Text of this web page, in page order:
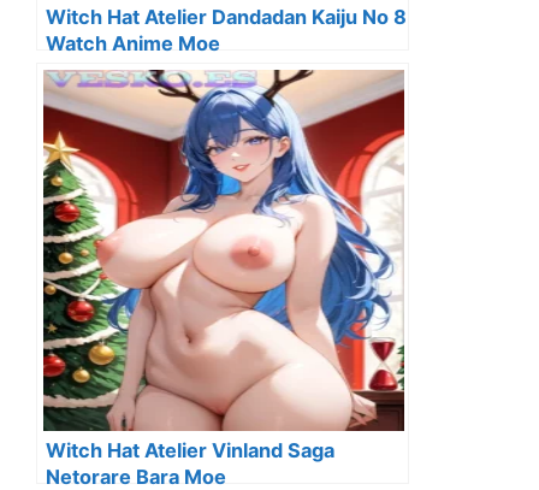
Witch Hat Atelier Dandadan Kaiju No 8
Watch Anime Moe
Witch Hat Atelier Vinland Saga
Netorare Bara Moe